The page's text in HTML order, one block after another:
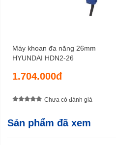
Máy khoan đa năng 26mm
HYUNDAI HDN2-26
1.704.000đ
Chưa có đánh giá
Sản phẩm đã xem